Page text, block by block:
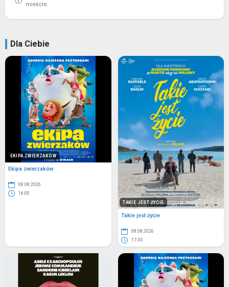
mieście.
Dla Ciebie
EKIPA ZWIERZAKÓW
Ekipa zwierzaków
08.08.2026
16:00
TAKIE JEST ŻYCIE
Takie jest życie
08.08.2026
17:45